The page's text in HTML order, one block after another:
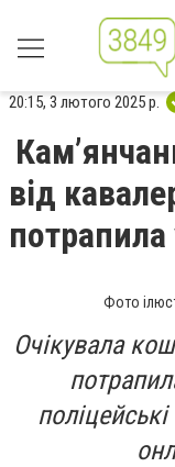
20:15, 3 лютого 2025 р.
від
Фото
Очікувала